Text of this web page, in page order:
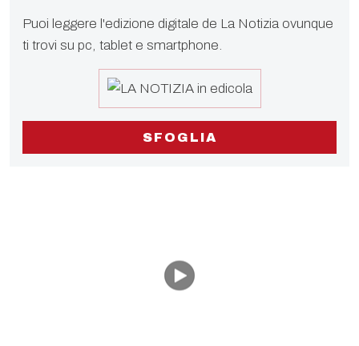
Puoi leggere l'edizione digitale de La Notizia ovunque
ti trovi su pc, tablet e smartphone.
SFOGLIA